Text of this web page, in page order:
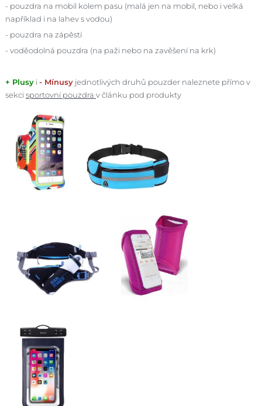
- pouzdra na mobil kolem pasu (malá jen na mobil, nebo i velká
například i na lahev s vodou)
- pouzdra na zápěstí
- voděodolná pouzdra (na paži nebo na zavěšení na krk)
+ Plusyi - Mínusyjednotlivých druhů pouzder naleznete přímo v
sekci sportovní pouzdra v článku pod produkty